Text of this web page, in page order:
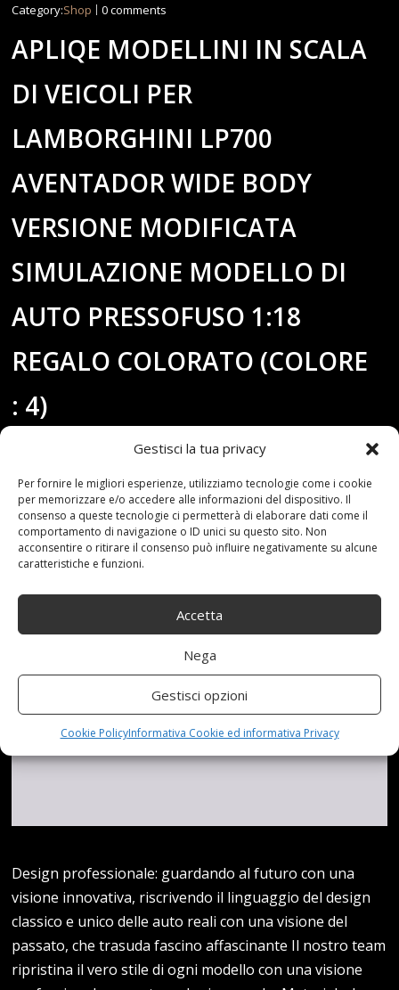
Gestisci la tua privacy
Per fornire le migliori esperienze, utilizziamo tecnologie come i cookie
per memorizzare e/o accedere alle informazioni del dispositivo. Il
consenso a queste tecnologie ci permetterà di elaborare dati come il
comportamento di navigazione o ID unici su questo sito. Non
acconsentire o ritirare il consenso può influire negativamente su alcune
caratteristiche e funzioni.
Accetta
Nega
Gestisci opzioni
Cookie PolicyInformativa Cookie ed informativa Privacy
Category:Shop 0 comments
APLIQE MODELLINI IN SCALA
DI VEICOLI PER
LAMBORGHINI LP700
AVENTADOR WIDE BODY
VERSIONE MODIFICATA
SIMULAZIONE MODELLO DI
AUTO PRESSOFUSO 1:18
REGALO COLORATO (COLORE
: 4)
Design professionale: guardando al futuro con una
visione innovativa, riscrivendo il linguaggio del design
classico e unico delle auto reali con una visione del
passato, che trasuda fascino affascinante Il nostro team
ripristina il vero stile di ogni modello con una visione